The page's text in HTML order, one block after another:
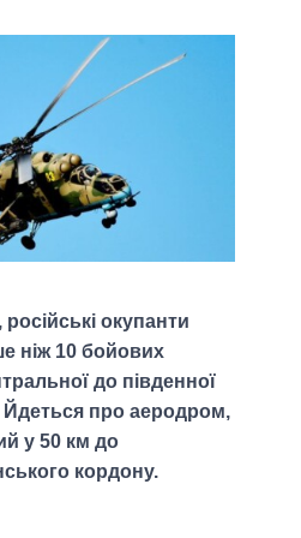
окупанти
ніж 10 бойових
до південної
Йдеться про аеродром,
у 50 км до
кордону.